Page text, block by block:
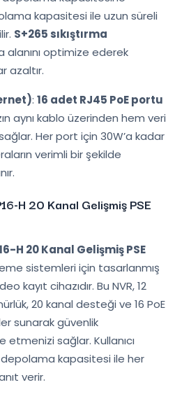
kapasitesi ile uzun süreli
S+265 sıkıştırma
alanını optimize ederek
azaltır.
: 16 adet RJ45 PoE portu
aynı kablo üzerinden hem veri
Her port için 30W’a kadar
verimli bir şekilde
H 20 Kanal Gelişmiş PSE
H 20 Kanal Gelişmiş PSE
sistemleri için tasarlanmış
kayıt cihazıdır. Bu NVR, 12
20 kanal desteği ve 16 PoE
sunarak güvenlik
etmenizi sağlar. Kullanıcı
kapasitesi ile her
verir.